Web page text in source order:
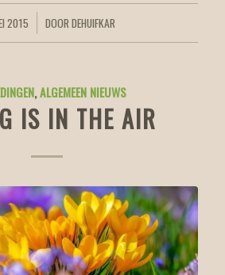
2015 DOOR DEHUIFKAR
,ALGEMEEN NIEUWS
IS IN THE AIR